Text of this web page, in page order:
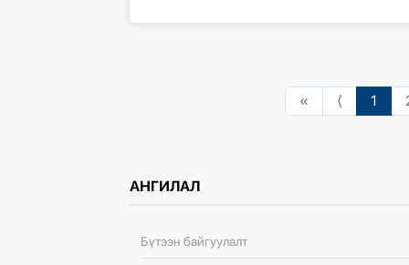
« ⟨ 1
АНГИЛАЛ
Бүтээн байгуулалт